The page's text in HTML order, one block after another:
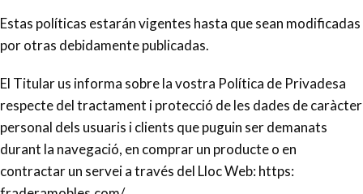
Estas políticas estarán vigentes hasta que sean modificadas
por otras debidamente publicadas.
El Titular us informa sobre la vostra Política de Privadesa
respecte del tractament i protecció de les dades de caràcter
personal dels usuaris i clients que puguin ser demanats
durant la navegació, en comprar un producte o en
contractar un servei a través del Lloc Web: https: